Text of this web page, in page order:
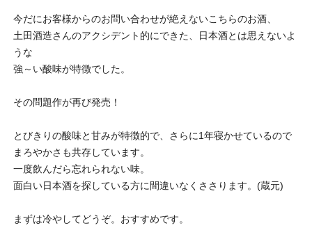
今だにお客様からのお問い合わせが絶えないこちらのお酒、
土田酒造さんのアクシデント的にできた、日本酒とは思えないよ
うな
強～い酸味が特徴でした。
その問題作が再び発売！
とびきりの酸味と甘みが特徴的で、さらに1年寝かせているので
まろやかさも共存しています。
一度飲んだら忘れられない味。
面白い日本酒を探している方に間違いなくささります。(蔵元)
まずは冷やしてどうぞ。おすすめです。